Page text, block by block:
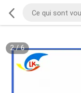
2/6